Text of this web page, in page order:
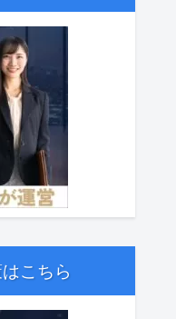
こちら